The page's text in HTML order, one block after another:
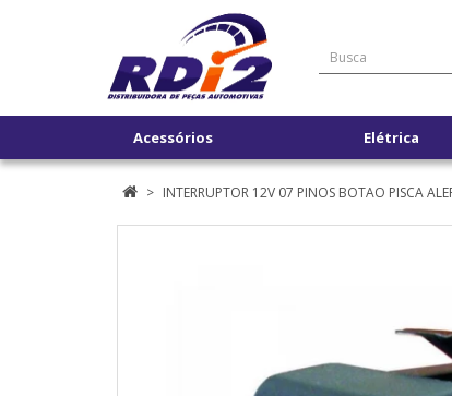
Acessórios Elétrica
INTERRUPTOR 12V 07 PINOS BOTAO PISCA